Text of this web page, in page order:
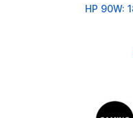
HP 90W: